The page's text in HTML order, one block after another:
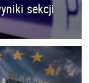
sekcji